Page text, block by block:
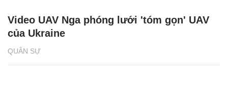
QUÂN SỰ
Video UAV Nga phóng lưới 'tóm gọn' UAV
của Ukraine